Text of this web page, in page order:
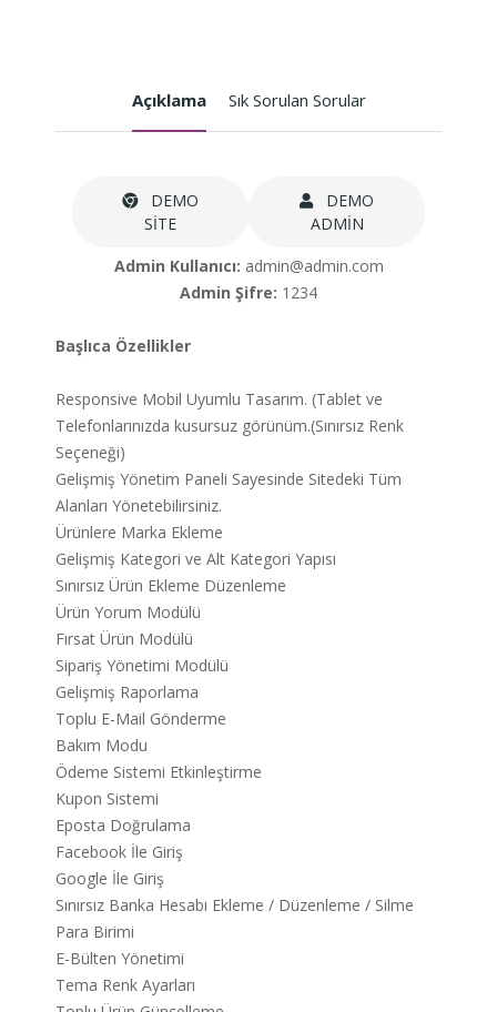
Açıklama Sık Sorulan Sorular
DEMO
SİTE
DEMO
ADMİN
Admin Kullanıcı: admin@admin.com
Admin Şifre: 1234
Başlıca Özellikler
Responsive Mobil Uyumlu Tasarım. (Tablet ve
Telefonlarınızda kusursuz görünüm.(Sınırsız Renk
Seçeneği)
Gelişmiş Yönetim Paneli Sayesinde Sitedeki Tüm
Alanları Yönetebilirsiniz.
Ürünlere Marka Ekleme
Gelişmiş Kategori ve Alt Kategori Yapısı
Sınırsız Ürün Ekleme Düzenleme
Ürün Yorum Modülü
Fırsat Ürün Modülü
Sipariş Yönetimi Modülü
Gelişmiş Raporlama
Toplu E-Mail Gönderme
Bakım Modu
Ödeme Sistemi Etkinleştirme
Kupon Sistemi
Eposta Doğrulama
Facebook İle Giriş
Google İle Giriş
Sınırsız Banka Hesabı Ekleme / Düzenleme / Silme
Para Birimi
E-Bülten Yönetimi
Tema Renk Ayarları